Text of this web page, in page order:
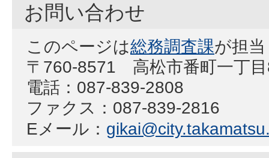
お問い合わせ
このページは総務調査課が担
〒760-8571 高松市番町一丁
電話：087-839-2808
ファクス：087-839-2816
Eメール：